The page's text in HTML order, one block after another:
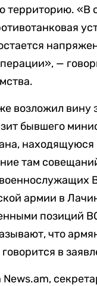
«В
—
возложил вину
бывшего
находящуюся
там
армии в
позиций
что
в
News.am,